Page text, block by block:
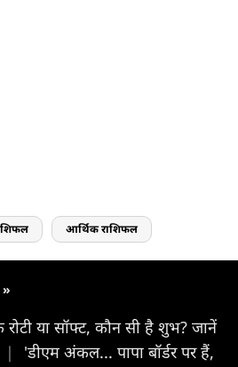
आर्थिक राशिफल
»
या सॉफ्ट, कौन सी है शुभ? जानें
|
'डीएम अंकल... पापा बॉर्डर पर हैं,